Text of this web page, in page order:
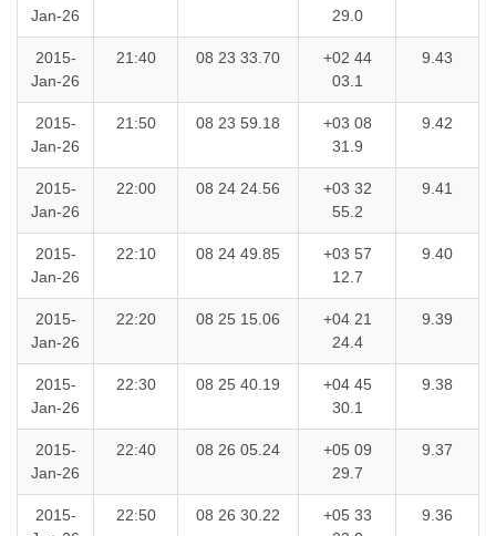
Jan-26
29.0
2015-
Jan-26
21:40 08 23 33.70
+02 44
03.1
9.43
2015-
Jan-26
21:50 08 23 59.18
+03 08
31.9
9.42
2015-
Jan-26
22:00 08 24 24.56
+03 32
55.2
9.41
2015-
Jan-26
22:10 08 24 49.85
+03 57
12.7
9.40
2015-
Jan-26
22:20 08 25 15.06
+04 21
24.4
9.39
2015-
Jan-26
22:30 08 25 40.19
+04 45
30.1
9.38
2015-
Jan-26
22:40 08 26 05.24
+05 09
29.7
9.37
2015-
22:50 08 26 30.22
+05 33
9.36